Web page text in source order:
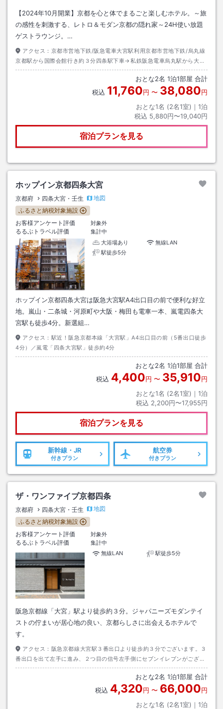
【2024年10月開業】京都を心と体でまるごと楽しむホテル。～旅
の感性を刺激する、レトロ＆モダン京都の隠れ家～24H使い放題
ゲストラウンジ。…
アクセス： 京都市営地下鉄/阪急電車大宮駅利用京都市営地下鉄/烏丸線
京都駅から国際会館行き約３分四条駅下車→私鉄阪急電車烏丸駅から大阪
梅田行き約１分大宮駅下車３番出口→徒歩約３分
おとな2名 1泊1部屋 合計
税込 11,760円 〜 38,080円
おとな1名 (2名1室)｜ 1泊
税込 5,880円〜19,040円
宿泊プランを見る
ホップイン京都四条大宮
京都府 四条大宮・壬生
地図
ふるさと納税対象施設
お客様アンケート評価
対象外
るるぶトラベル評価
集計中
大浴場あり
無線LAN
駅徒歩5分
ホップイン京都四条大宮は阪急大宮駅A4出口目の前で便利な好立
地。嵐山・二条城・河原町や大阪・梅田も電車一本、嵐電四条大
宮駅も徒歩4分。新選組…
アクセス： 駅近！阪急京都本線「大宮駅」A4出口目の前（5番出口徒歩
4分）／嵐電「四条大宮駅」徒歩約4分
おとな2名 1泊1部屋 合計
税込 4,400円 〜 35,910円
おとな1名 (2名1室)｜ 1泊
税込 2,200円〜17,955円
宿泊プランを見る
新幹線・JR
付きプラン
航空券
付きプラン
ザ・ワンファイブ京都四条
京都府 四条大宮・壬生
地図
ふるさと納税対象施設
お客様アンケート評価
対象外
るるぶトラベル評価
集計中
無線LAN
駅徒歩5分
阪急京都線「大宮」駅より徒歩約３分。ジャパニーズモダンテイ
ストの佇まいが居心地の良い、京都らしさに出会えるホテルで
す。
アクセス： 阪急京都線大宮駅３番出口より徒歩約３分でございます。３
番出口を出て左手に進み、２つ目の信号左手側にセブンイレブンがござい
ます。セブンイレブンの左横がホテルの入口でございます。
おとな2名 1泊1部屋 合計
税込 4,320円 〜 66,000円
おとな1名 (2名1室)｜ 1泊